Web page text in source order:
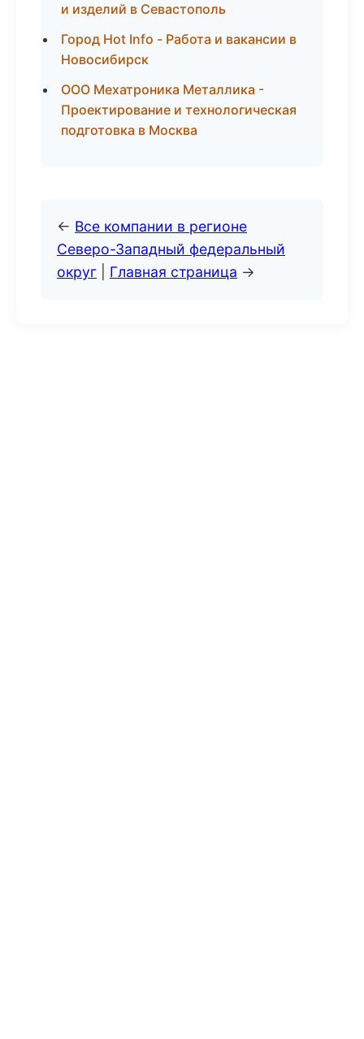
и изделий в Севастополь
Город Hot Info - Работа и вакансии в
Новосибирск
ООО Мехатроника Металлика -
Проектирование и технологическая
подготовка в Москва
← Все компании в регионе
Северо-Западный федеральный
округ
Главная страница →